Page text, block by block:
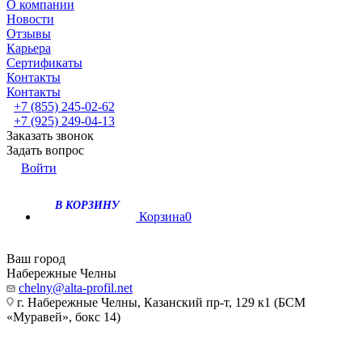
О компании
Новости
Отзывы
Карьера
Сертификаты
Контакты
Контакты
+7 (855) 245-02-62
+7 (925) 249-04-13
Заказать звонок
Задать вопрос
Войти
В КОРЗИНУ
Корзина0
Ваш город
Набережные Челны
chelny@alta-profil.net
г. Набережные Челны, Казанский пр-т, 129 к1 (БСМ
«Муравей», бокс 14)